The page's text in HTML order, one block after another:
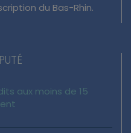
du Bas-Rhin.
aux moins de 15